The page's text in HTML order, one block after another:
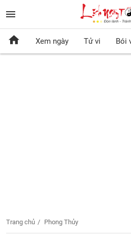
Xem ngày Tử vi Bói
Trang chủ Phong Thủy